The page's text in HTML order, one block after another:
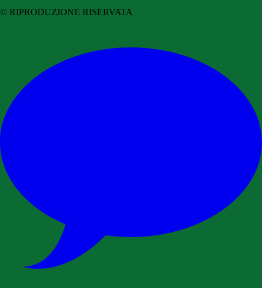
© RIPRODUZIONE RISERVATA